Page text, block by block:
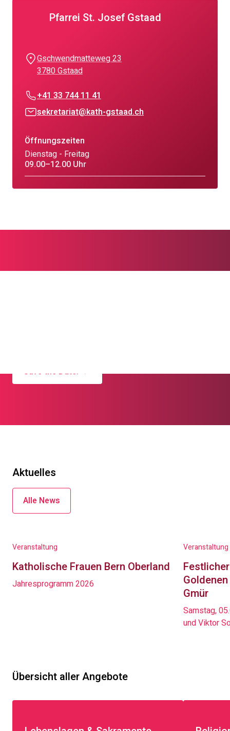
Pfarr­ei St. Josef Gstaad
Gschwendmatteweg 23
3780 Gstaad
+41 33 744 11 41
sekretariat@kath-gstaad.ch
Öffnungszeiten
Dienstag - Freitag
09.00–12.00 Uhr
Save the Date!
Aktuelles
Alle News
Veranstaltung
Katholische Frauen Bern Oberland
Jahresprogramm 2026
Veranstaltung
Gmür
Samstag, 05.09.26 /
und Viktor
Übersicht aller Angebote